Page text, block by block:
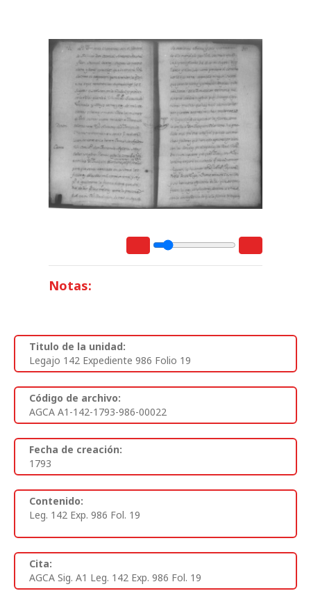
Notas:
Titulo de la unidad:
Legajo 142 Expediente 986 Folio 19
Código de archivo:
AGCA A1-142-1793-986-00022
Fecha de creación:
1793
Contenido:
Leg. 142 Exp. 986 Fol. 19
Cita:
AGCA Sig. A1 Leg. 142 Exp. 986 Fol. 19